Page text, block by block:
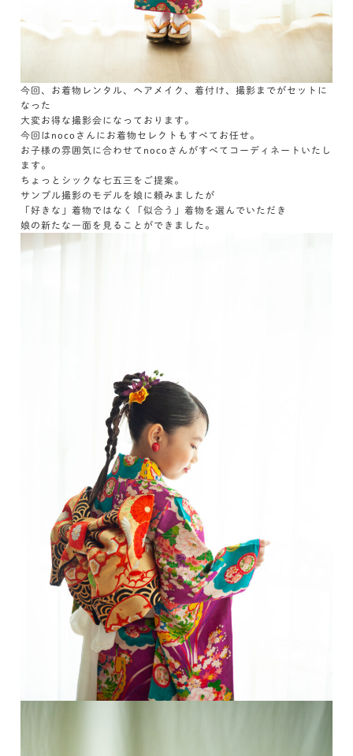
今回、お着物レンタル、ヘアメイク、着付け、撮影までがセットに
なった
大変お得な撮影会になっております。
今回はnocoさんにお着物セレクトもすべてお任せ。
お子様の雰囲気に合わせてnocoさんがすべてコーディネートいたし
ます。
ちょっとシックな七五三をご提案。
サンプル撮影のモデルを娘に頼みましたが
「好きな」着物ではなく「似合う」着物を選んでいただき
娘の新たな一面を見ることができました。